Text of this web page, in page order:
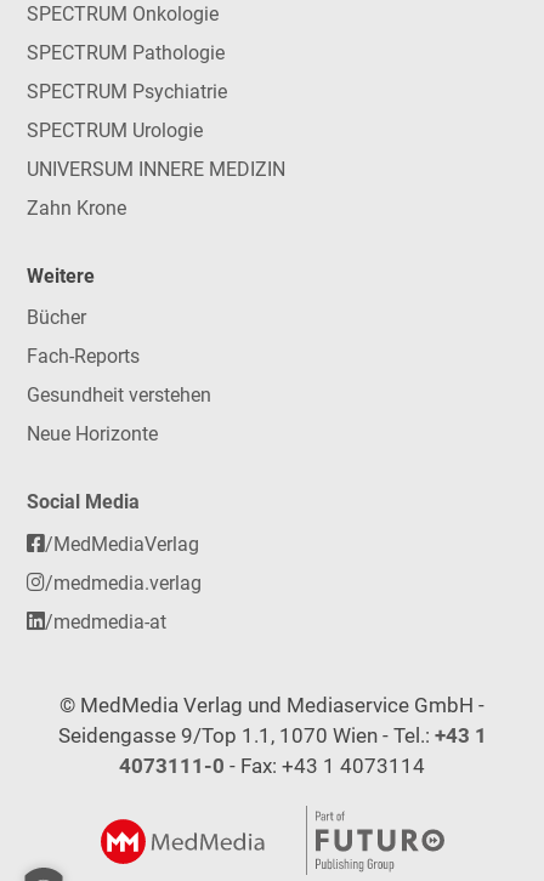
SPECTRUM Onkologie
SPECTRUM Pathologie
SPECTRUM Psychiatrie
SPECTRUM Urologie
UNIVERSUM INNERE MEDIZIN
Zahn Krone
Weitere
Bücher
Fach-Reports
Gesundheit verstehen
Neue Horizonte
Social Media
/MedMediaVerlag
/medmedia.verlag
/medmedia-at
© MedMedia Verlag und Mediaservice GmbH -
Seidengasse 9/Top 1.1, 1070 Wien - Tel.: +43 1
4073111-0 - Fax: +43 1 4073114